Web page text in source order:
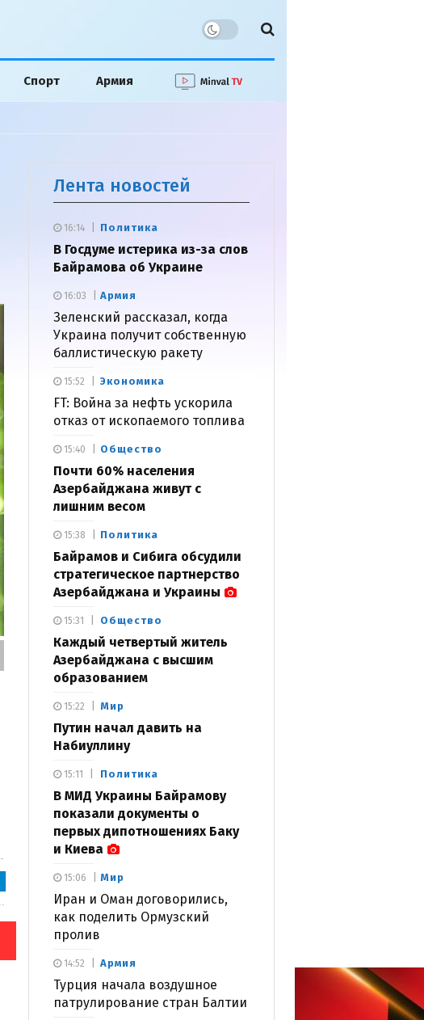
Спорт Армия
Лента новостей
Политика
В Госдуме истерика из-за слов
Байрамова об Украине
16:14
Армия
Зеленский рассказал, когда
Украина получит собственную
баллистическую ракету
16:03
Экономика
FT: Война за нефть ускорила
отказ от ископаемого топлива
15:52
Общество
Почти 60% населения
Азербайджана живут с
лишним весом
15:40
Политика
Байрамов и Сибига обсудили
стратегическое партнерство
Азербайджана и Украины
15:38
Общество
Каждый четвертый житель
Азербайджана с высшим
образованием
15:31
Мир
Путин начал давить на
Набиуллину
15:22
Политика
В МИД Украины Байрамову
показали документы о
первых дипотношениях Баку
и Киева
15:11
Мир
Иран и Оман договорились,
как поделить Ормузский
пролив
15:06
Армия
Турция начала воздушное
патрулирование стран Балтии
14:52